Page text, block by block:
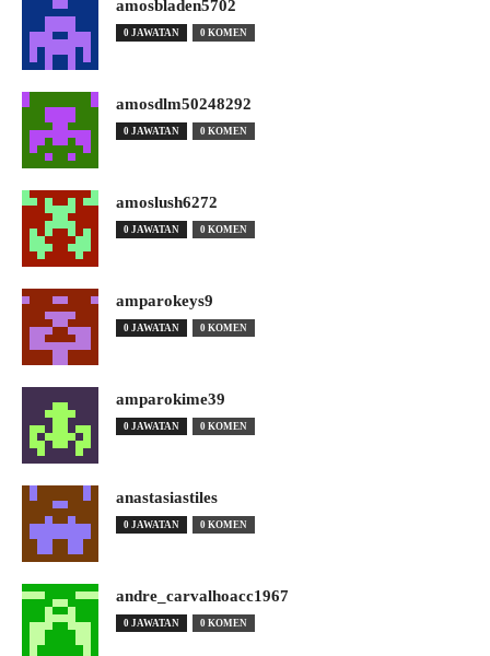
amosbladen5702
0 JAWATAN 0 KOMEN
amosdlm50248292
0 JAWATAN 0 KOMEN
amoslush6272
0 JAWATAN 0 KOMEN
amparokeys9
0 JAWATAN 0 KOMEN
amparokime39
0 JAWATAN 0 KOMEN
anastasiastiles
0 JAWATAN 0 KOMEN
andre_carvalhoacc1967
0 JAWATAN 0 KOMEN